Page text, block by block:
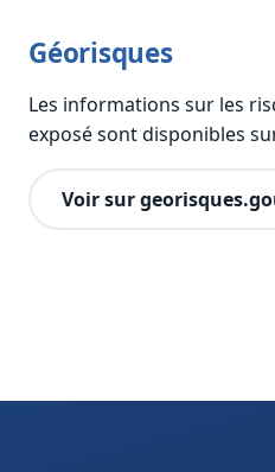
Géorisques
Les informations sur les
exposé sont disponibles
Voir sur